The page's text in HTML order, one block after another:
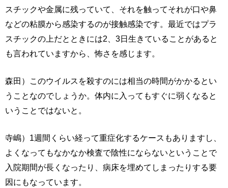
スチックや金属に残っていて、それを触ってそれが口や鼻
などの粘膜から感染するのが接触感染です。最近ではプラ
スチックの上だとときには2、3日生きていることがあると
も言われていますから、怖さを感じます。
森田）このウイルスを殺すのには相当の時間がかかるとい
うことなのでしょうか。体内に入ってもすぐに弱くなると
いうことではないと。
寺嶋）1週間くらい経って重症化するケースもありますし、
よくなってもなかなか検査で陰性にならないということで
入院期間が長くなったり、病床を埋めてしまったりする要
因にもなっています。